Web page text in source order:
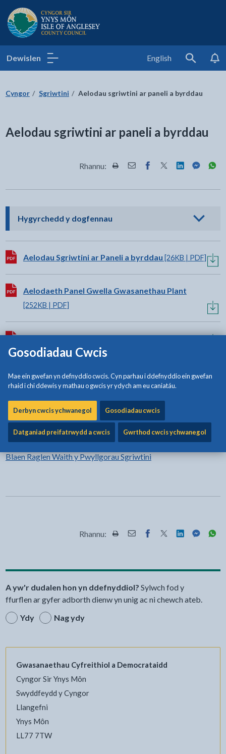
Gosodiadau Cwcis
Mae ein gwefan yn defnyddio cwcis. Cyn parhau i ddefnyddio ein gwefan
rhaid i chi ddewis y mathau o gwcis yr ydych am eu caniatáu.
Derbyn cwcis ychwanegol Gosodiadau cwcis
Datganiad preifatrwydd a cwcis Gwrthod cwcis ychwanegol
Cyngor Sir Ynys Môn
Dewislen English
Search
Cyngor Sgriwtini Aelodau sgriwtini ar paneli a byrddau
Aelodau sgriwtini ar paneli a byrddau
Rhannu: Rhannwch y dudalen hon wrth
Rhannwch y dudalen hon
Rhannwch y dudalen
Rhannwch y
Rhannwch y
Hygyrchedd y dogfennau- cliciwch i weld opsiynau
Lawrlwytho:
Aelodau Sgriwtini ar Paneli a byrddau [26KB | PDF]
Lawrlwytho:
Aelodaeth Panel Gwella Gwasanethau Plant
[252KB | PDF]
Lawrlwytho:
Cylch Gorchwyl Paneli a Byrddau
Cynnwys cysylltiedig
Adroddiad Blynyddol Trosolwg a Sgriwtini
Ynglŷn â Sgriwtini
Blaen Raglen Waith y Pwyllgorau Sgriwtini
Rhannu: Rhannwch y dudalen hon wrth
Rhannwch y dudalen hon
Rhannwch y dudalen
Rhannwch y
Rhannwch y
A yw'r dudalen hon yn ddefnyddiol? Sylwch fod y
ffurflen ar gyfer adborth dienw yn unig ac ni chewch ateb.
Ydy
Nag ydy
Gwasanaethau Cyfreithiol a Democrataidd
Cyngor Sir Ynys Môn
Swyddfeydd y Cyngor
Llangefni
Ynys Môn
LL77 7TW